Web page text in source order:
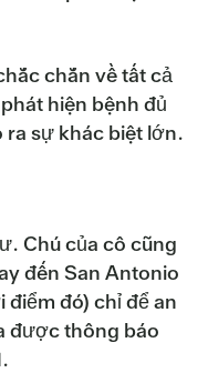
chắn về tất cả
hiện bệnh đủ
ra sự khác biệt lớn.
Chú của cô cũng
đến San Antonio
đó) chỉ để an
được thông báo